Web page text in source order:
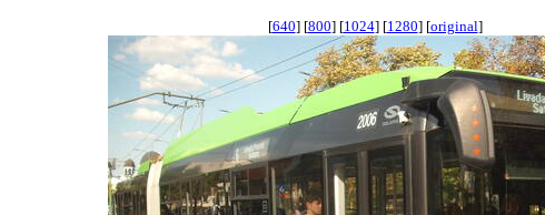
[640] [800] [1024] [1280] [original]